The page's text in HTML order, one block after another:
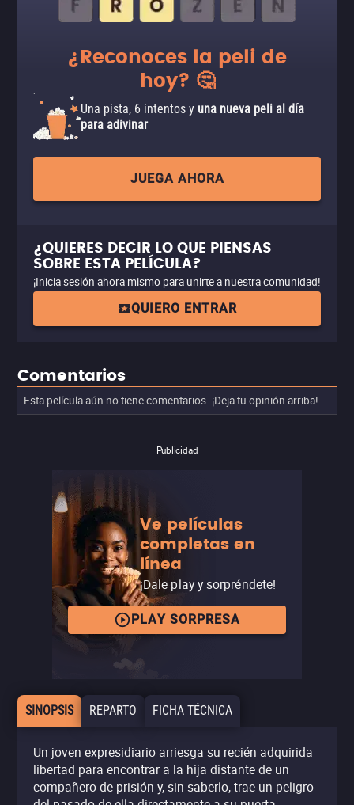
¿Reconoces la peli de
hoy? 🤔
Una pista, 6 intentos y una nueva peli al día
para adivinar
JUEGA AHORA
¿QUIERES DECIR LO QUE PIENSAS
SOBRE ESTA PELÍCULA?
¡Inicia sesión ahora mismo para unirte a nuestra comunidad!
QUIERO ENTRAR
Comentarios
Esta película aún no tiene comentarios. ¡Deja tu opinión arriba!
Publicidad
Ve películas
completas en
línea
¡Dale play y sorpréndete!
PLAY SORPRESA
SINOPSIS REPARTO FICHA TÉCNICA
Un joven expresidiario arriesga su recién adquirida
libertad para encontrar a la hija distante de un
compañero de prisión y, sin saberlo, trae un peligro